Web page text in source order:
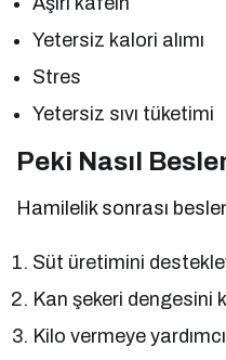
Yetersiz kalori alımı
Stres
Yetersiz sıvı tüketimi
Peki Nasıl
Hamilelik sonrası
Süt üretimini
Kan şekeri dengesini
Kilo vermeye